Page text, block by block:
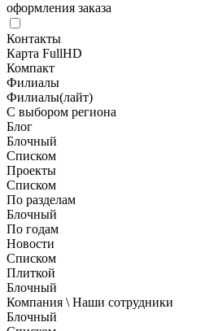
оформления заказа
Контакты
Карта FullHD
Компакт
Филиалы
Филиалы(лайт)
С выбором региона
Блог
Блочный
Списком
Проекты
Списком
По разделам
Блочный
По годам
Новости
Списком
Плиткой
Блочный
Компания \ Наши сотрудники
Блочный